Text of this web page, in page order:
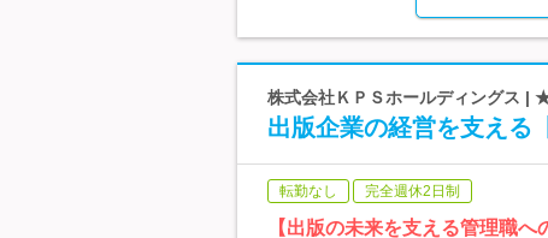
株式会社ＫＰＳホールディングス
出版企業の経営を支え
転勤なし 完全週休2日制
【出版の未来を支える管理職